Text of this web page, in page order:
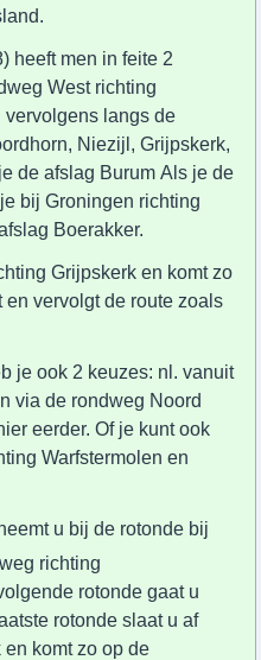
heeft men in feite 2
West richting
vervolgens langs de
Niezijl, Grijpskerk,
de afslag Burum Als je de
bij Groningen richting
Boerakker.
Grijpskerk en komt zo
vervolgt de route zoals
je ook 2 keuzes: nl. vanuit
via de rondweg Noord
eerder. Of je kunt ook
Warfstermolen en
u bij de rotonde bij
richting
rotonde gaat u
rotonde slaat u af
komt zo op de